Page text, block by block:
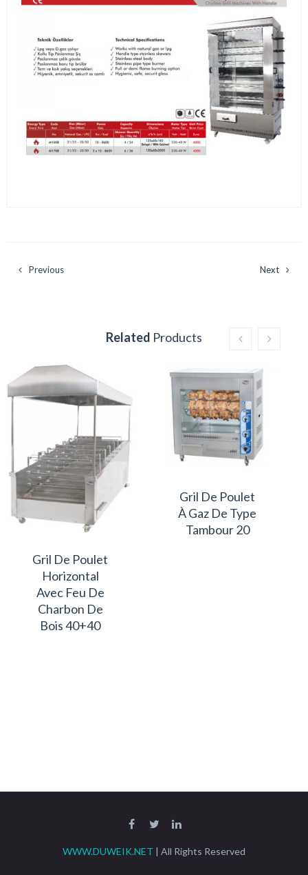
Previous Next
Related Products
Gril De Poulet
Horizontal
Avec Feu De
Charbon De
Bois 40+40
Gril De Poulet
À Gaz De Type
Tambour 20
WWW.DUWEIK.NET | All Rights Reserved